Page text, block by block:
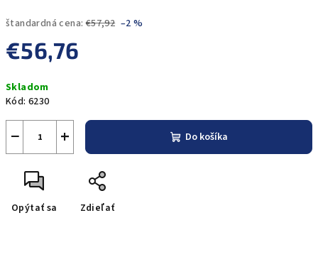
štandardná cena: €57,92 –2 %
€56,76
cena:
Skladom
Kód: 6230
+
− Do košíka
Opýtať sa Zdieľať